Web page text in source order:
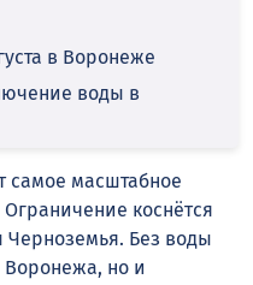
в Воронеже
воды в
самое масштабное
коснётся
Черноземья. Без воды
Воронежа, но и